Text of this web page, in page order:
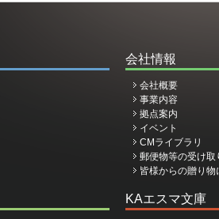
会社情報
会社概要
事業内容
拠点案内
イベント
CMライブラリ
郵便物等の受け取
皆様からの贈り
KAエスマ文庫